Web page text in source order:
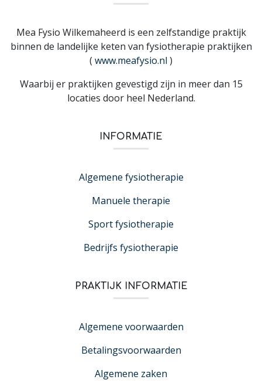
Mea Fysio Wilkemaheerd is een zelfstandige praktijk
binnen de landelijke keten van fysiotherapie praktijken
( www.meafysio.nl )
Waarbij er praktijken gevestigd zijn in meer dan 15
locaties door heel Nederland.
INFORMATIE
Algemene fysiotherapie
Manuele therapie
Sport fysiotherapie
Bedrijfs fysiotherapie
PRAKTIJK INFORMATIE
Algemene voorwaarden
Betalingsvoorwaarden
Algemene zaken